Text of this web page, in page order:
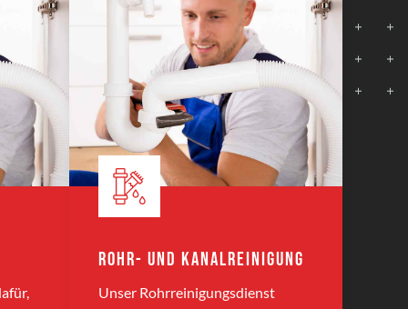
Rohr- und Kanalreinigung
Unser Rohrreinigungsdienst